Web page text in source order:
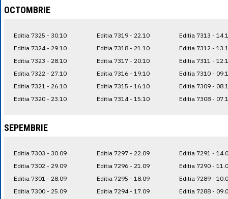
OCTOMBRIE
Editia 7325 - 30.10
Editia 7324 - 29.10
Editia 7323 - 28.10
Editia 7322 - 27.10
Editia 7321 - 26.10
Editia 7320 - 23.10
Editia 7319 - 22.10
Editia 7318 - 21.10
Editia 7317 - 20.10
Editia 7316 - 19.10
Editia 7315 - 16.10
Editia 7314 - 15.10
Editia 7313 -
Editia 7312 -
Editia 7311 -
Editia 7310 -
Editia 7309 -
Editia 7308 -
SEPEMBRIE
Editia 7303 - 30.09
Editia 7302 - 29.09
Editia 7301 - 28.09
Editia 7300 - 25.09
Editia 7297 - 22.09
Editia 7296 - 21.09
Editia 7295 - 18.09
Editia 7294 - 17.09
Editia 7291 -
Editia 7290 -
Editia 7289 -
Editia 7288 -